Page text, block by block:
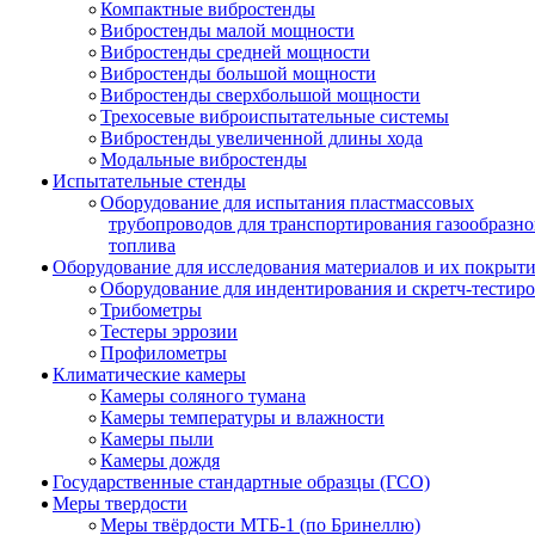
Компактные вибростенды
Вибростенды малой мощности
Вибростенды средней мощности
Вибростенды большой мощности
Вибростенды сверхбольшой мощности
Трехосевые виброиспытательные системы
Вибростенды увеличенной длины хода
Модальные вибростенды
Испытательные стенды
Оборудование для испытания пластмассовых
трубопроводов для транспортирования
топлива
Оборудование для исследования материалов и их
Оборудование для индентирования и скретч-
Трибометры
Тестеры эррозии
Профилометры
Климатические камеры
Камеры соляного тумана
Камеры температуры и влажности
Камеры пыли
Камеры дождя
Государственные стандартные образцы (ГСО)
Меры твердости
Меры твёрдости МТБ-1 (по Бринеллю)